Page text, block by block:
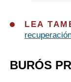
LEA
BURÓS